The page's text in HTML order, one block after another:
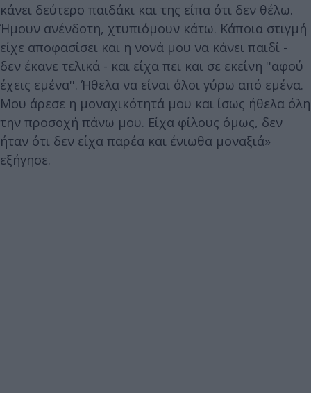
κάνει δεύτερο παιδάκι και της είπα ότι δεν θέλω.
Ήμουν ανένδοτη, χτυπιόμουν κάτω. Κάποια στιγμή
είχε αποφασίσει και η νονά μου να κάνει παιδί -
δεν έκανε τελικά - και είχα πει και σε εκείνη ''αφού
έχεις εμένα''. Ήθελα να είναι όλοι γύρω από εμένα.
Μου άρεσε η μοναχικότητά μου και ίσως ήθελα όλη
την προσοχή πάνω μου. Είχα φίλους όμως, δεν
ήταν ότι δεν είχα παρέα και ένιωθα μοναξιά»
εξήγησε.